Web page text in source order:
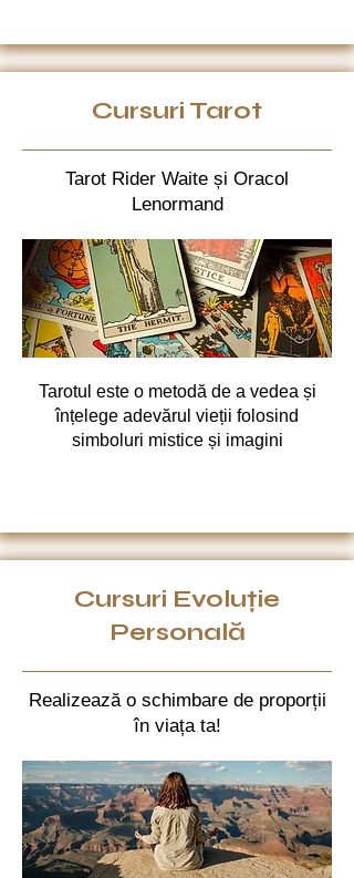
Cursuri Tarot
Tarot Rider Waite și Oracol
Lenormand
Tarotul este o metodă de a vedea și
înțelege adevărul vieții folosind
simboluri mistice și imagini
Cursuri Evoluție
Personală
Realizează o schimbare de proporții
în viața ta!